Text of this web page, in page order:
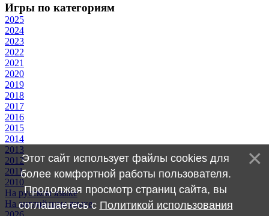
Игры по категориям
2025
2024
2023
2022
2021
2020
2019
2018
2017
2016
2015
2014
2013
2012
2011
2010
На русском языке
На английском языке
Этот сайт использует файлы cookies для
более комфортной работы пользователя.
Продолжая просмотр страниц сайта, вы
соглашаетесь с Политикой использования